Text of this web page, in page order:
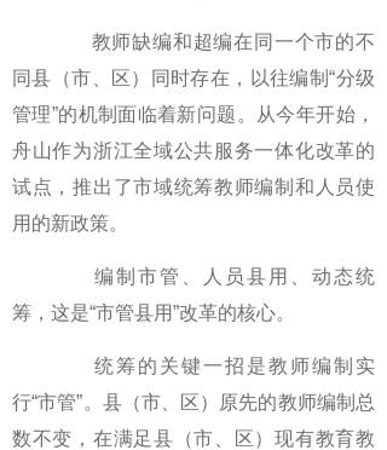
教师缺编和超编在同一个市的不
同县（市、区）同时存在，以往编制“分级
管理”的机制面临着新问题。从今年开始，
舟山作为浙江全域公共服务一体化改革的
试点，推出了市域统筹教师编制和人员使
用的新政策。
编制市管、人员县用、动态统
筹，这是“市管县用”改革的核心。
统筹的关键一招是教师编制实
行“市管”。县（市、区）原先的教师编制总
数不变，在满足县（市、区）现有教育教